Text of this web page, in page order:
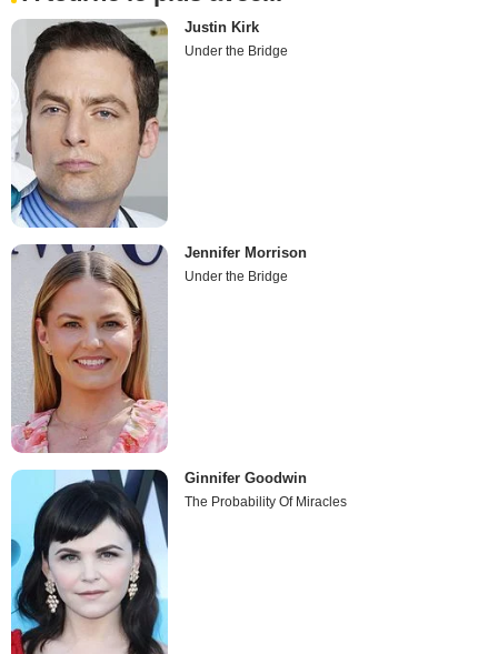
Justin Kirk
Under the Bridge
Jennifer Morrison
Under the Bridge
Ginnifer Goodwin
The Probability Of Miracles